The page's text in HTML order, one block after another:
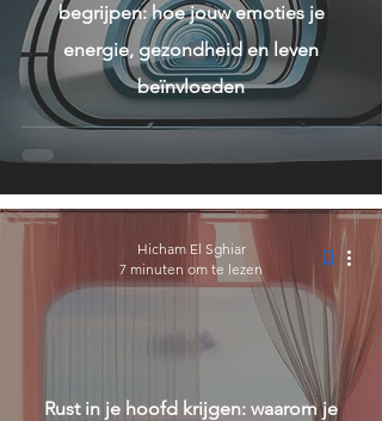
begrijpen: hoe jouw emoties je
energie, gezondheid en leven
beïnvloeden
Rust in je hoofd krijgen: waarom je
Hicham El Sghiar
7 minuten om te lezen